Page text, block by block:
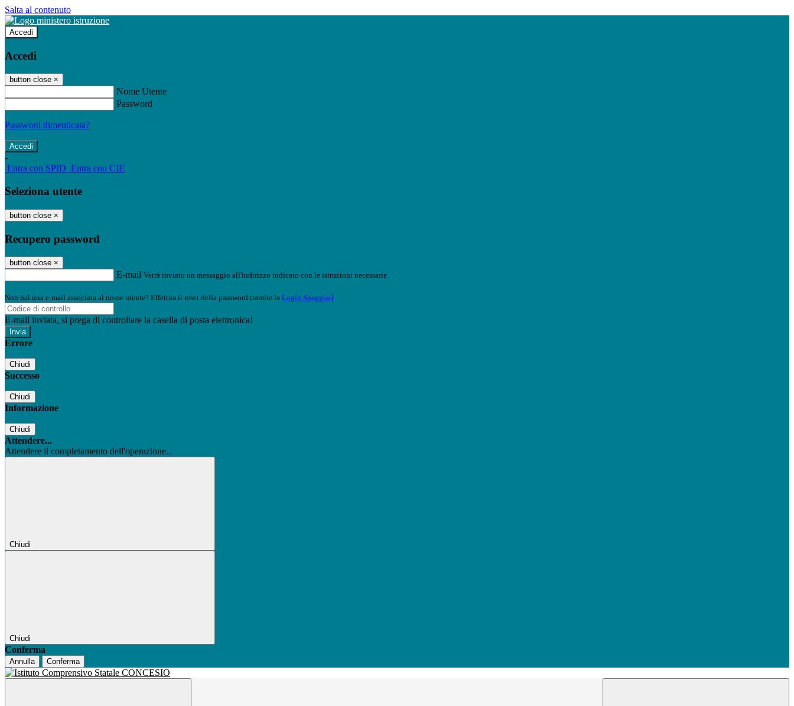
Salta al contenuto
Accedi
Accedi
button close ×
Nome Utente
Password
Password dimenticata?
-
Entra con SPID Entra con CIE
Seleziona utente
button close ×
Recupero password
button close ×
E-mail Verrà inviato un messaggio all'indirizzo indicato con le istruzioni necessarie.
Non hai una e-mail associata al nome utente? Effettua il reset della password tramite la Login Spaggiari
E-mail inviata, si prega di controllare la casella di posta elettronica!
Errore
Chiudi
Successo
Chiudi
Informazione
Chiudi
Attendere...
Attendere il completamento dell'operazione...
Chiudi
Chiudi
Conferma
Annulla Conferma